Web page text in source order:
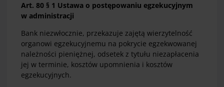
Art. 80 § 1 Ustawa o postępowaniu egzekucyjnym
w administracji
Bank niezwłocznie, przekazuje zajętą wierzytelność
organowi egzekucyjnemu na pokrycie egzekwowanej
należności pieniężnej, odsetek z tytułu niezapłacenia
jej w terminie, kosztów upomnienia i kosztów
egzekucyjnych.